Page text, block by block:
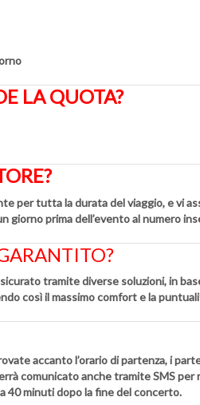
LA QUOTA?
per tutta la durata del viaggio, e vi
giorno prima dell’evento al numero
tramite diverse soluzioni, in
così il massimo comfort e la
accanto l’orario di partenza, i
comunicato anche tramite SMS
40 minuti dopo la fine del concerto.